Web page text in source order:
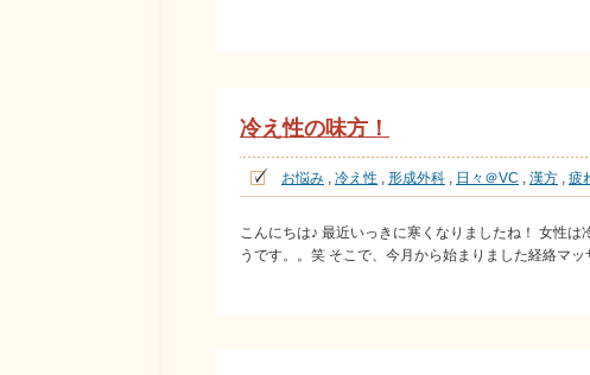
冷え性の味方！
お悩み , 冷え性 , 形成外科 , 日々＠VC , 漢方 , 疲
こんにちは♪ 最近いっきに寒くなりましたね！ 女性
うです。。笑 そこで、今月から始まりました経絡マ